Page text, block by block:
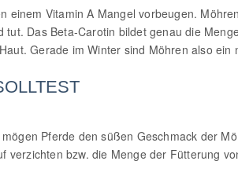
Vitamin A Mangel vorbeugen.
Das Beta-Carotin bildet genau die
Gerade im Winter sind Möhren also ein
Pferde den süßen Geschmack der
bzw. die Menge der Fütterung